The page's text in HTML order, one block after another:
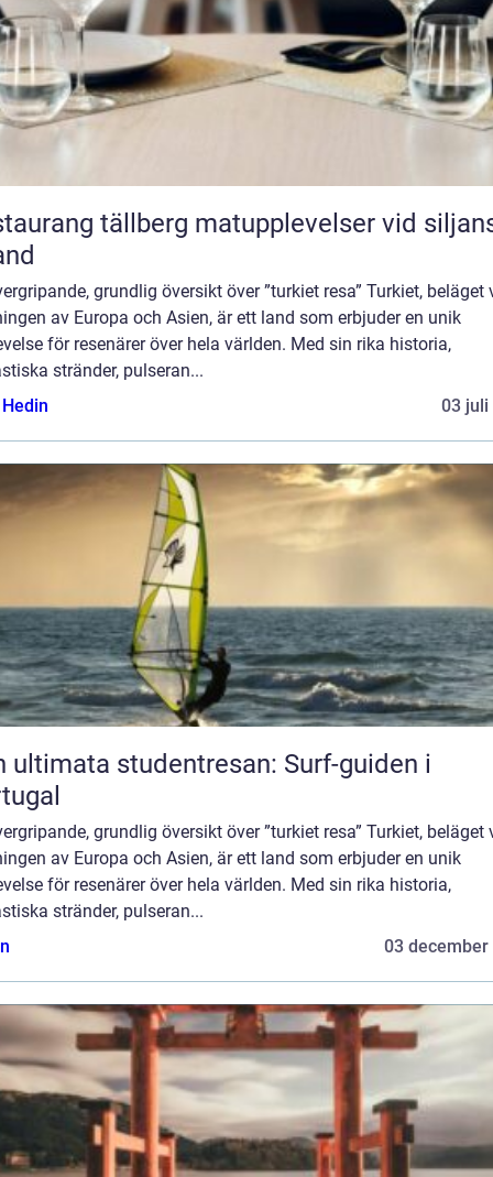
tällberg matupplevelser vid siljans
grundlig översikt över ”turkiet resa” Turkiet, beläget
av Europa och Asien, är ett land som erbjuder en unik
för resenärer över hela världen. Med sin rika historia,
stränder, pulseran...
03 juli
ultimata studentresan: Surf-guiden i
grundlig översikt över ”turkiet resa” Turkiet, beläget
av Europa och Asien, är ett land som erbjuder en unik
för resenärer över hela världen. Med sin rika historia,
stränder, pulseran...
03 december